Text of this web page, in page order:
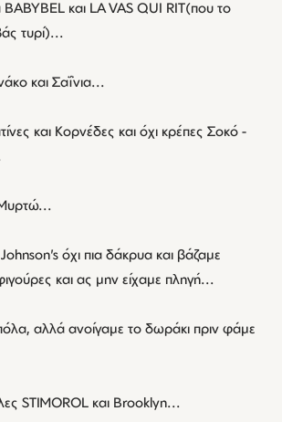
και LA VAS QUI RIT(που το
τυρί)...
και Σαΐνια...
και Κορνέδες και όχι κρέπες Σοκό -
όχι πια δάκρυα και βάζαμε
και ας μην είχαμε πληγή...
αλλά ανοίγαμε το δωράκι πριν φάμε
STIMOROL και Brooklyn...